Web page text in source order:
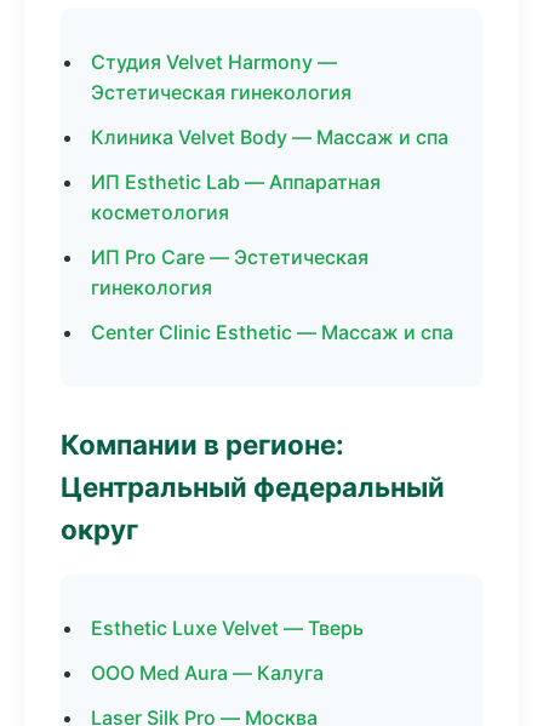
Студия Velvet Harmony —
Эстетическая гинекология
Клиника Velvet Body — Массаж и спа
ИП Esthetic Lab — Аппаратная
косметология
ИП Pro Care — Эстетическая
гинекология
Center Clinic Esthetic — Массаж и спа
Компании в регионе:
Центральный федеральный
округ
Esthetic Luxe Velvet — Тверь
ООО Med Aura — Калуга
Laser Silk Pro — Москва